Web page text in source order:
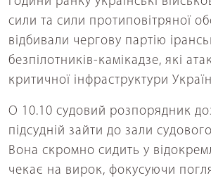
сили та сили протиповітряної
відбивали чергову партію
безпілотників-камікадзе, які
критичної інфраструктури
О 10.10 судовий розпорядник
підсудній зайти до зали
Вона скромно сидить у
чекає на вирок, фокусуючи